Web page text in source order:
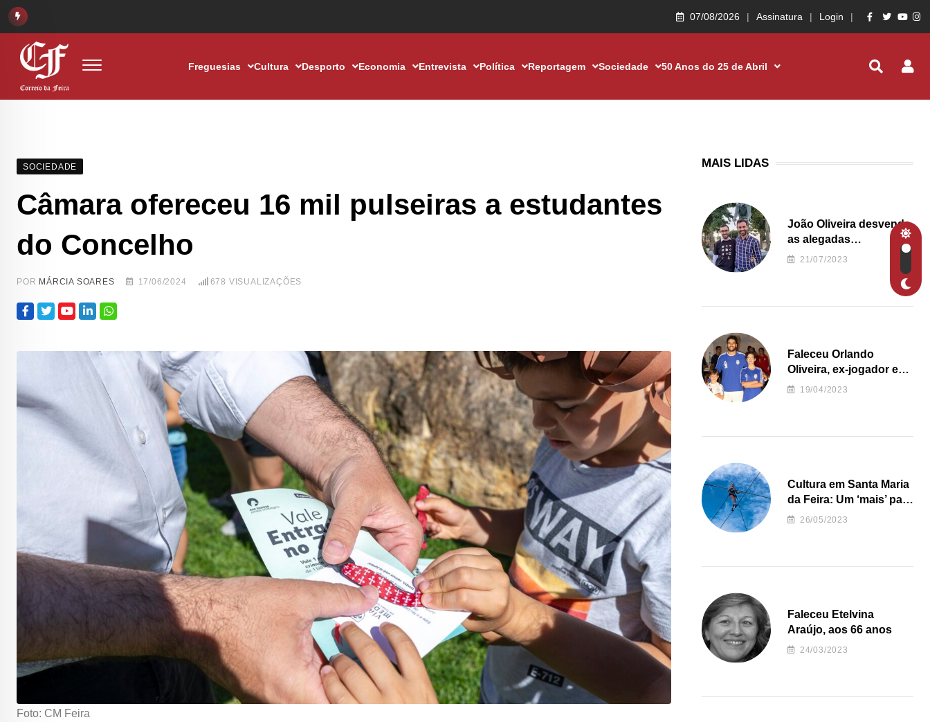
07/08/2026 Assinatura Login
Freguesias Cultura Desporto Economia Entrevista Política Reportagem Sociedade 50 Anos do 25 de Abril
SOCIEDADE
Câmara ofereceu 16 mil pulseiras a estudantes
do Concelho
POR MÁRCIA SOARES 17/06/2024 678 VISUALIZAÇÕES
Foto: CM Feira
MAIS LIDAS
João Oliveira desvenda
as alegadas
irregularidades da
Junta de Freguesia S.
21/07/2023
Faleceu Orlando
Oliveira, ex-jogador e
treinador da formação
19/04/2023
Cultura em Santa Maria
da Feira: Um ‘mais’ para
o Concelho
26/05/2023
Faleceu Etelvina
Araújo, aos 66 anos
24/03/2023